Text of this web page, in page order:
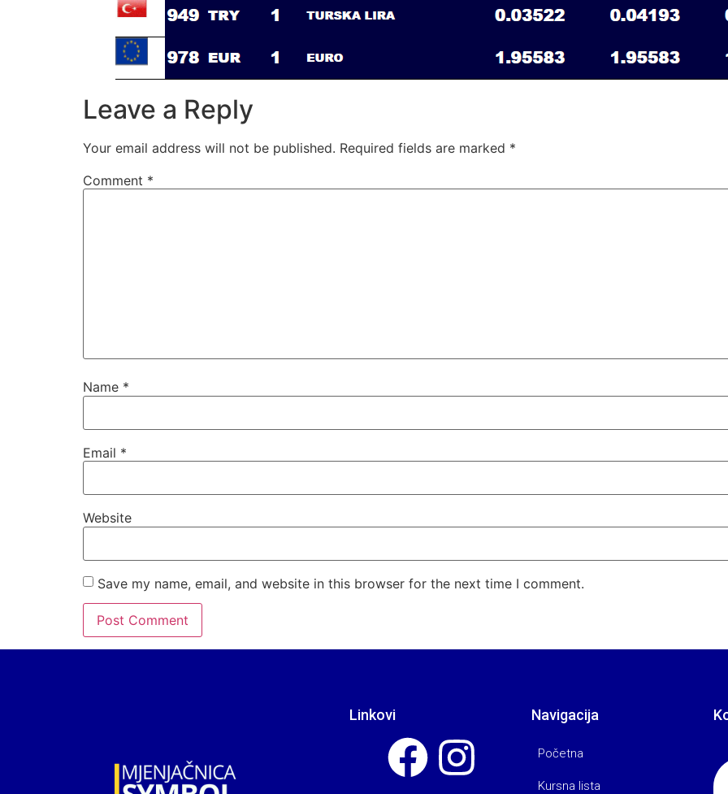
Leave a Reply
Your email address will not be published. Required fields are marked *
Comment *
Name *
Email *
Website
Save my name, email, and website in this browser for the next time I comment.
Linkovi Navigacija
Početna
Kursna lista